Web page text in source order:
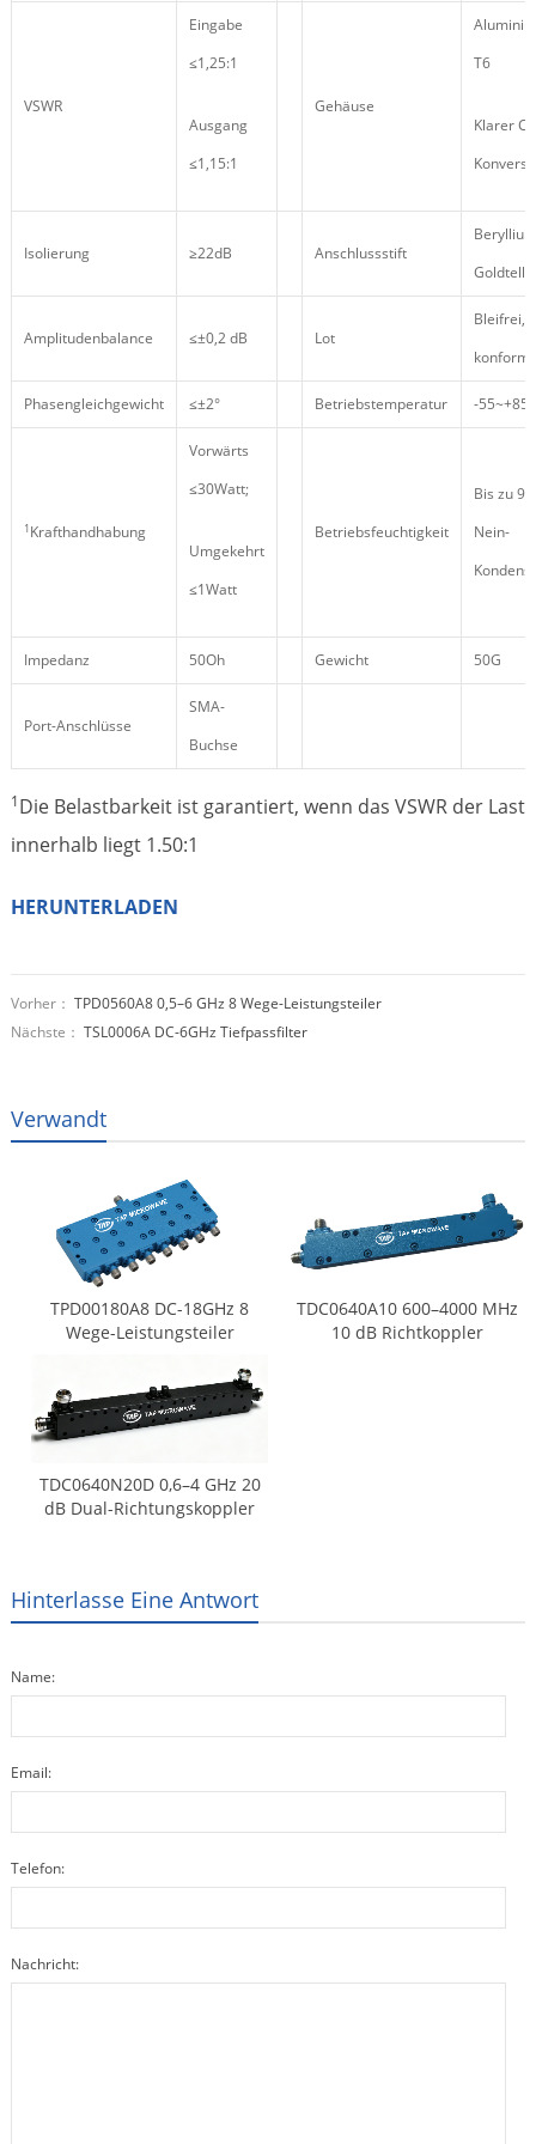
VSWR
Eingabe
≤1,25:1
Ausgang
≤1,15:1
Gehäuse
T6
Klarer
Isolierung ≥22dB Anschlussstift
Amplitudenbalance ≤±0,2 dB Lot
Bleifrei,
konform
Phasengleichgewicht ≤±2° Betriebstemperatur -
1 Krafthandhabung
Vorwärts
≤30Watt;
Umgekehrt
≤1Watt
Betriebsfeuchtigkeit
Bis zu 95
Nein-
Impedanz 50Oh Gewicht 50G
Port-Anschlüsse
SMA-
Buchse
1Die Belastbarkeit ist garantiert, wenn das VSWR der Last
innerhalb liegt 1.50:1
HERUNTERLADEN
Vorher： TPD0560A8 0,5–6 GHz 8 Wege-Leistungsteiler
Nächste： TSL0006A DC-6GHz Tiefpassfilter
Verwandt
TPD00180A8 DC-18GHz 8
Wege-Leistungsteiler
TDC0640A10 600–4000 MHz
10 dB Richtkoppler
TDC0640N20D 0,6–4 GHz 20
dB Dual-Richtungskoppler
Hinterlasse Eine Antwort
Name:
Email:
Telefon:
Nachricht: